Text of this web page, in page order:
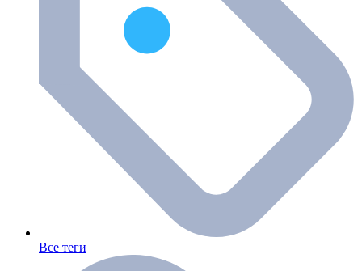
Все теги